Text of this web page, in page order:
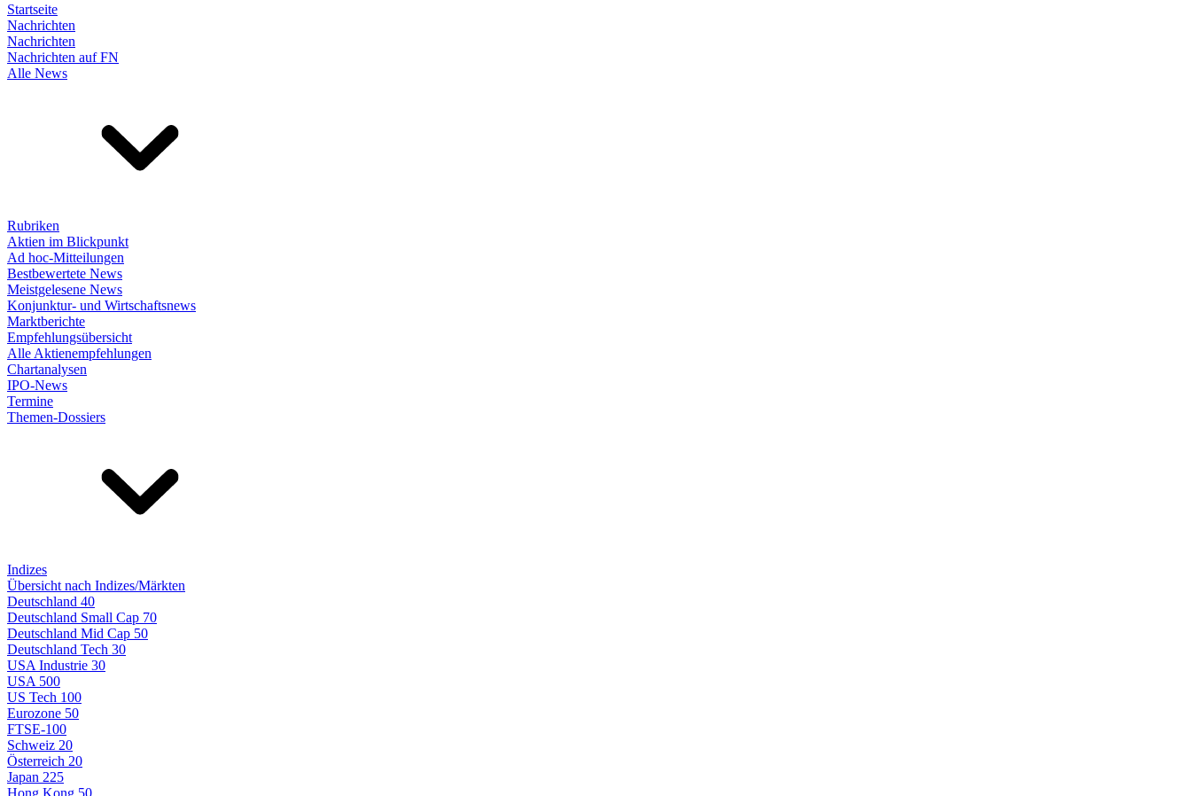
Startseite
Nachrichten
Nachrichten
Nachrichten auf FN
Alle News
Rubriken
Aktien im Blickpunkt
Ad hoc-Mitteilungen
Bestbewertete News
Meistgelesene News
Konjunktur- und Wirtschaftsnews
Marktberichte
Empfehlungsübersicht
Alle Aktienempfehlungen
Chartanalysen
IPO-News
Termine
Themen-Dossiers
Indizes
Übersicht nach Indizes/Märkten
Deutschland 40
Deutschland Small Cap 70
Deutschland Mid Cap 50
Deutschland Tech 30
USA Industrie 30
USA 500
US Tech 100
Eurozone 50
FTSE-100
Schweiz 20
Österreich 20
Japan 225
Hong Kong 50